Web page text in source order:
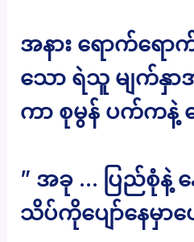
အနား ရောက်ရော
သော ရဲသူ မျက်နှာ
ကာ စုမွန် ပက်ကနဲ့
” အခု … ပြည်စုံနဲ့
သိပ်ကိုပျော်နေမှာပေ